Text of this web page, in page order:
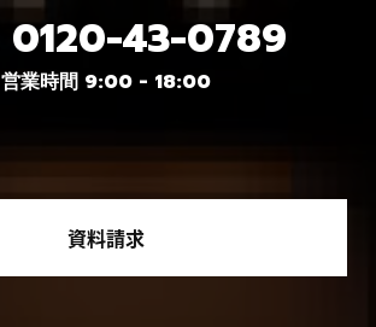
0120-43-0789
営業時間 9:00 - 18:00
資料請求